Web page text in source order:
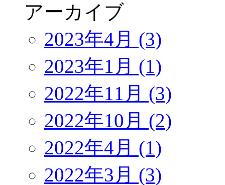
アーカイブ
2023年4月 (3)
2023年1月 (1)
2022年11月 (3)
2022年10月 (2)
2022年4月 (1)
2022年3月 (3)